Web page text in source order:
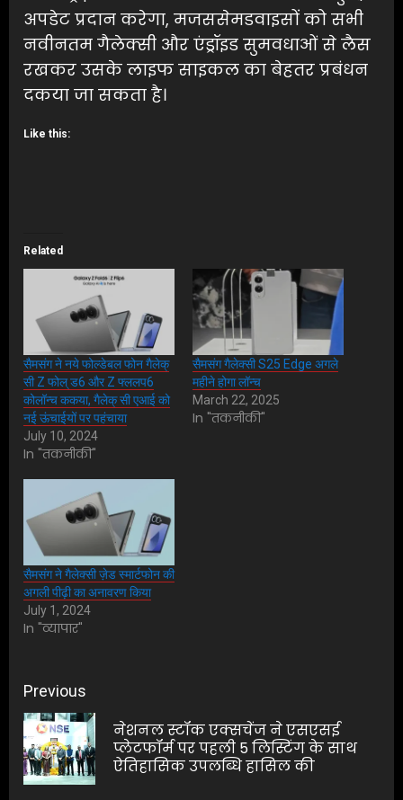
अपडेट प्रदान करेगा, मजससेमडवाइसों को सभी
नवीनतम गैलेक्सी और एंड्रॉइड सुमवधाओं से लैस
रखकर उसके लाइफ साइकल का बेहतर प्रबंधन
दकया जा सकता है।
Like this:
Related
सैमसंग ने नये फोल्डेबल फोन गैलेक्
सी Z फोल् ड6 और Z फ्ललप6
कोलॉन्च ककया, गैलेक् सी एआई को
नई ऊंचाईयों पर पहंचाया
July 10, 2024
In "तकनीकी"
सैमसंग गैलेक्सी S25 Edge अगले
महीने होगा लॉन्च
March 22, 2025
In "तकनीकी"
सैमसंग ने गैलेक्सी ज़ेड स्मार्टफोन की
अगली पीढ़ी का अनावरण किया
July 1, 2024
In "व्यापार"
Post
navigation
Previous
नेशनल स्टॉक एक्सचेंज ने एसएसई
प्लेटफॉर्म पर पहली 5 लिस्टिंग के साथ
ऐतिहासिक उपलब्धि हासिल की